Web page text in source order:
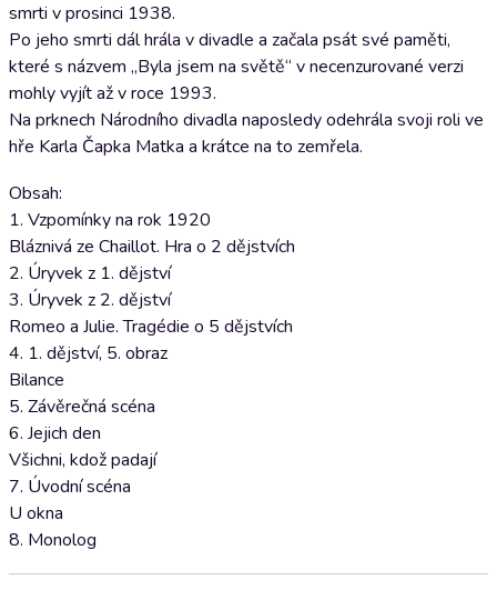
smrti v prosinci 1938.
Po jeho smrti dál hrála v divadle a začala psát své paměti,
které s názvem „Byla jsem na světě“ v necenzurované verzi
mohly vyjít až v roce 1993.
Na prknech Národního divadla naposledy odehrála svoji roli ve
hře Karla Čapka Matka a krátce na to zemřela.
Obsah:
1. Vzpomínky na rok 1920
Bláznivá ze Chaillot. Hra o 2 dějstvích
2. Úryvek z 1. dějství
3. Úryvek z 2. dějství
Romeo a Julie. Tragédie o 5 dějstvích
4. 1. dějství, 5. obraz
Bilance
5. Závěrečná scéna
6. Jejich den
Všichni, kdož padají
7. Úvodní scéna
U okna
8. Monolog